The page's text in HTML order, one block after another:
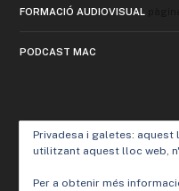
FORMACIÓ AUDIOVISUAL
PODCAST MAC
Privadesa i galetes:
utilitzant aquest lloc web,
Per a obtenir més